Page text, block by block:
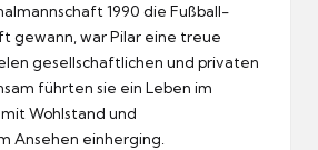
1990 die Fußball-
gewann, war Pilar eine treue
gesellschaftlichen und privaten
führten sie ein Leben im
Wohlstand und
Ansehen einherging.